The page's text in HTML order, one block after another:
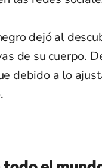
dejó al
de su cuerpo.
debido a lo